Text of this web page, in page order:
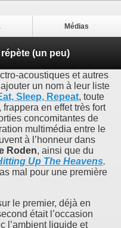
Médias
(un peu)
acoustiques et autres
un nom à leur liste
Sleep, Repeat, toute
en effet très fort
concomitantes de
multimédia entre le
à l’honneur dans
Roden, ainsi que du
Up The Heavens.
mal pour une première
le premier, déjà en
était l’occasion
l’ambient liquide et